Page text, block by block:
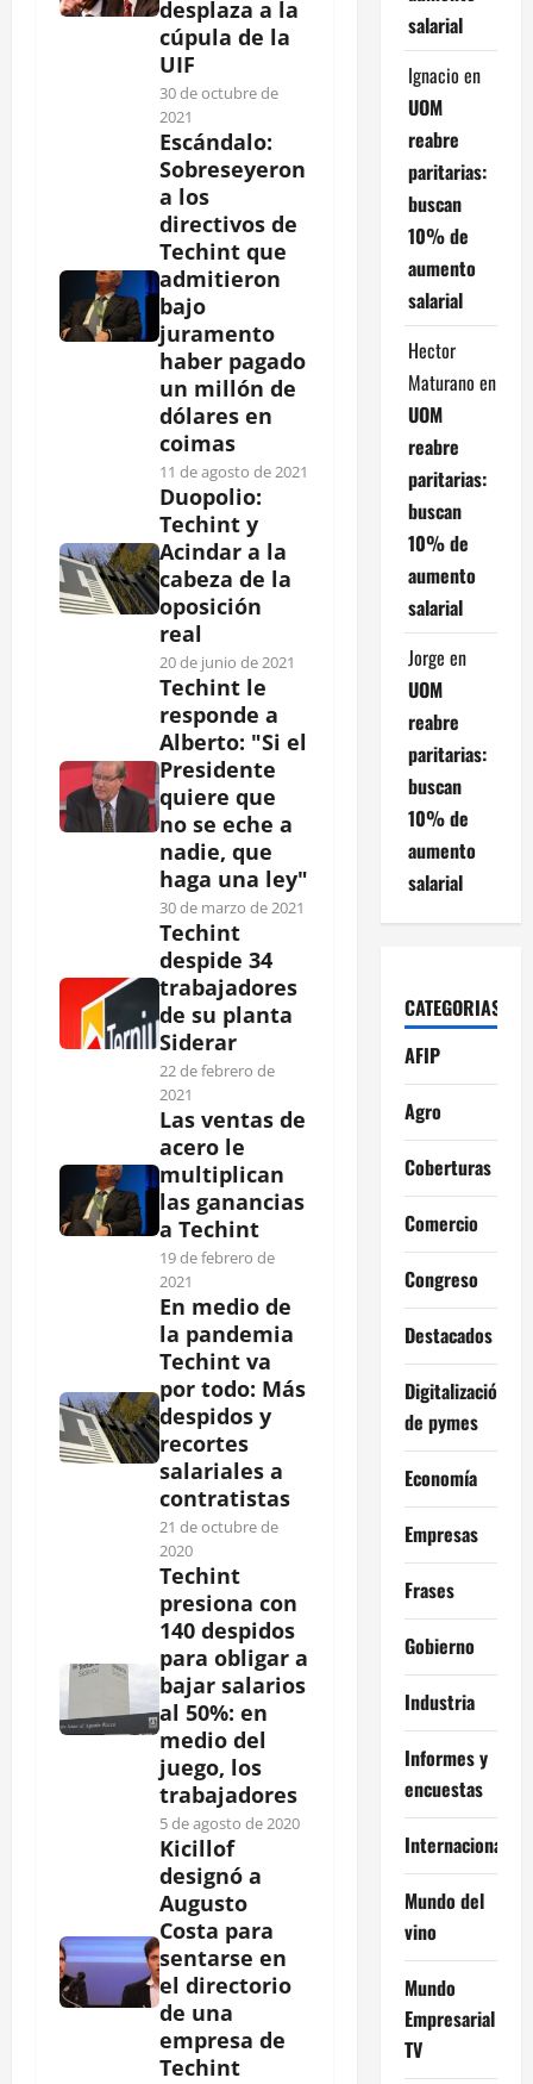
desplaza a la
cúpula de la
UIF
30 de octubre de
2021
Escándalo:
Sobreseyeron
a los
directivos de
Techint que
admitieron
bajo
juramento
haber pagado
un millón de
dólares en
coimas
11 de agosto de 2021
Duopolio:
Techint y
Acindar a la
cabeza de la
oposición
real
20 de junio de 2021
Techint le
responde a
Alberto: "Si el
Presidente
quiere que
no se eche a
nadie, que
haga una ley"
30 de marzo de 2021
Techint
despide 34
trabajadores
de su planta
Siderar
22 de febrero de
2021
Las ventas de
acero le
multiplican
las ganancias
a Techint
19 de febrero de
2021
En medio de
la pandemia
Techint va
por todo: Más
despidos y
recortes
salariales a
contratistas
21 de octubre de
2020
Techint
presiona con
140 despidos
para obligar a
bajar salarios
al 50%: en
medio del
juego, los
trabajadores
5 de agosto de 2020
Kicillof
designó a
Augusto
Costa para
sentarse en
el directorio
de una
empresa de
Techint
salarial
Ignacio en
UOM
reabre
paritarias:
buscan
10% de
aumento
salarial
Hector
Maturano en
UOM
reabre
paritarias:
buscan
10% de
aumento
salarial
Jorge en
UOM
reabre
paritarias:
buscan
10% de
aumento
salarial
CATEGORIAS
AFIP
Agro
Coberturas
Comercio
Congreso
Destacados
Digitalización
de pymes
Economía
Empresas
Frases
Gobierno
Industria
Informes y
encuestas
Internacional
Mundo del
vino
Mundo
Empresarial
TV